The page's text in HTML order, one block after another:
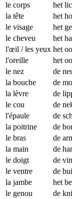
le corps
het
la tête
het
le visage
het
le cheveu
het
l'œil / les yeux het
l'oreille
het
le nez
de
la bouche
de
la lèvre
de
le cou
de
l'épaule
de
la poitrine
de
le bras
de
la main
de
le doigt
de
le ventre
de
la jambe
het
le genou
de